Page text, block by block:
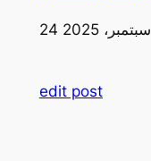
24 سبتمبر، 2025
edit post